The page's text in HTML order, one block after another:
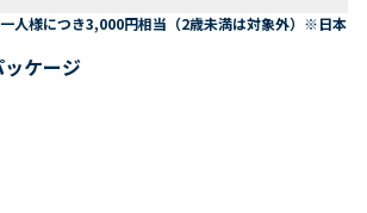
人様につき3,000円相当（2歳未満は対象外）※日本
ケージ